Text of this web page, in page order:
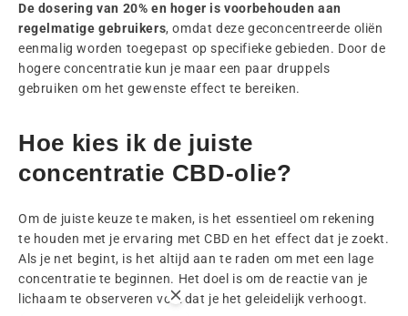
De dosering van 20% en hoger is voorbehouden aan
regelmatige gebruikers, omdat deze geconcentreerde oliën
eenmalig worden toegepast op specifieke gebieden. Door de
hogere concentratie kun je maar een paar druppels
gebruiken om het gewenste effect te bereiken.
Hoe kies ik de juiste
concentratie CBD-olie?
Om de juiste keuze te maken, is het essentieel om rekening
te houden met je ervaring met CBD en het effect dat je zoekt.
Als je net begint, is het altijd aan te raden om met een lage
concentratie te beginnen. Het doel is om de reactie van je
lichaam te observeren voordat je het geleidelijk verhoogt.